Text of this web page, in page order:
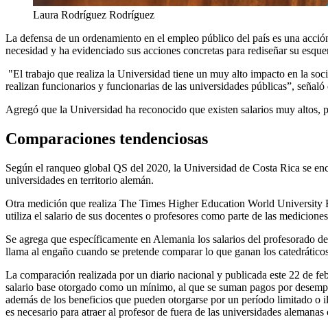
Laura Rodríguez Rodríguez
La defensa de un ordenamiento en el empleo público del país es una
necesidad y ha evidenciado sus acciones concretas para rediseñar su
"El trabajo que realiza la Universidad tiene un muy alto impacto en la
realizan funcionarios y funcionarias de las universidades públicas”,
Agregó que la Universidad ha reconocido que existen salarios muy altos,
Comparaciones tendenciosas
Según el ranqueo global QS del 2020, la Universidad de Costa Rica se
universidades en territorio alemán.
Otra medición que realiza The Times Higher Education World University
utiliza el salario de sus docentes o profesores como parte de las
Se agrega que específicamente en Alemania los salarios del profesorado
llama al engaño cuando se pretende comparar lo que ganan los
La comparación realizada por un diario nacional y publicada este 22 de
salario base otorgado como un mínimo, al que se suman pagos por
además de los beneficios que pueden otorgarse por un período limitado
es necesario para atraer al profesor de fuera de las universidades